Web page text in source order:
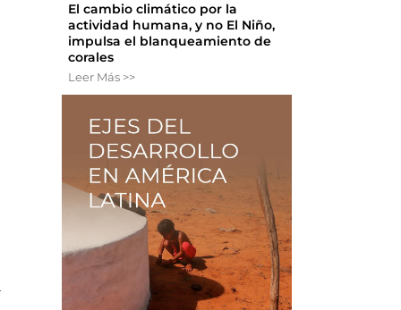
El cambio climático por la
actividad humana, y no El Niño,
impulsa el blanqueamiento de
corales
Leer Más >>